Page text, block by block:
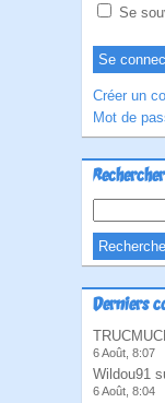
Se
Créer un
Mot de
Derniers
6 Août, 8:07
Wildou91
6 Août, 8:04